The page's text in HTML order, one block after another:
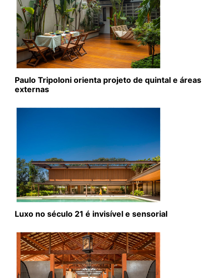
Paulo Tripoloni orienta projeto de quintal e áreas
externas
Luxo no século 21 é invisível e sensorial